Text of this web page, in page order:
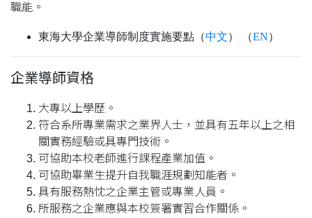
職能。
東海大學企業導師制度實施要點 （中文） （EN）
企業導師資格
大專以上學歷。
符合系所專業需求之業界人士，並具有五年以上之相
關實務經驗或具專門技術。
可協助本校老師進行課程產業加值。
可協助畢業生提升自我職涯規劃知能者。
具有服務熱忱之企業主管或專業人員。
所服務之企業應與本校簽署實習合作關係。